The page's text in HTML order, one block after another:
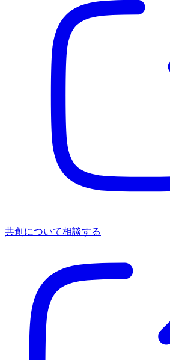
共創について相談する